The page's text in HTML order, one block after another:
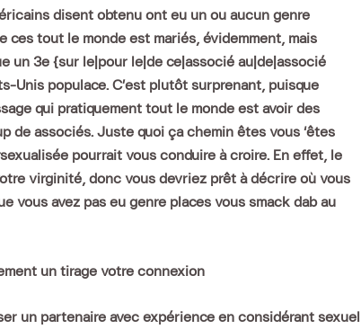
disent obtenu ont eu un ou aucun genre
ces tout le monde est mariés, évidemment, mais
un 3e {sur le|pour le|de ce|associé au|de|associé
Unis populace. C’est plutôt surprenant, puisque
qui pratiquement tout le monde est avoir des
de associés. Juste quoi ça chemin êtes vous ‘êtes
pourrait vous conduire à croire. En effet, le
virginité, donc vous devriez prêt à décrire où vous
vous avez pas eu genre places vous smack dab au
un tirage votre connexion
un partenaire avec expérience en considérant sexuel